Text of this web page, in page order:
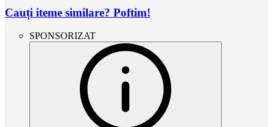
Cauți iteme similare? Poftim!
SPONSORIZAT